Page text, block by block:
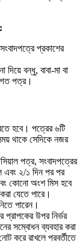
প্রকাশের
বন্ধু, বাবা-মা বা
পত্র।
হবে। পত্রের ৬টি
থাকে সেদিকে নজর
পত্র, সংবাদপত্রের
এবং ২/১ দিন পর পর
কোনো অংশ মিস হবে
যেতে পারে।
পারেন।
উপর নির্ভর
সম্বোধন ব্যবহার করা
করে রাখলে পরবর্তীতে